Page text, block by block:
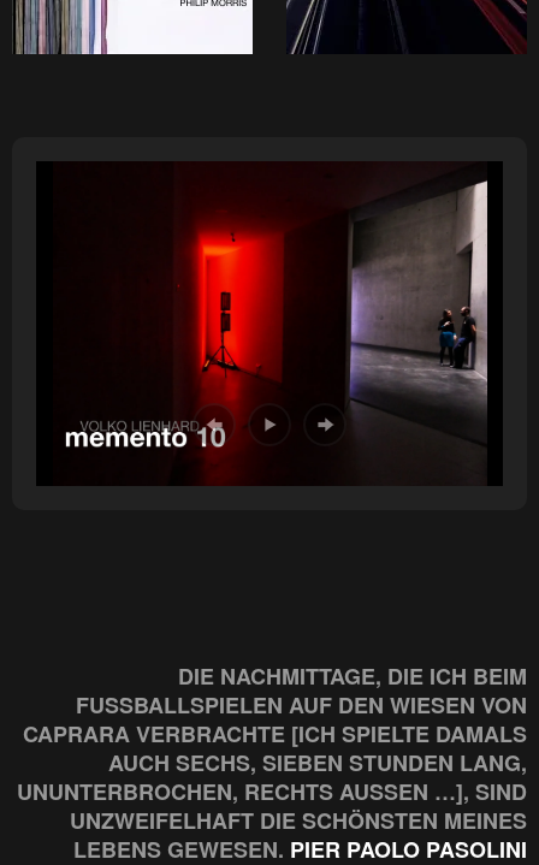
DIE NACHMITTAGE, DIE ICH BEIM
FUSSBALLSPIELEN AUF DEN WIESEN VON C
APRARA VERBRACHTE [ICH SPIELTE DAMALS A
UCH SECHS, SIEBEN STUNDEN LANG, U
NUNTERBROCHEN, RECHTS AUSSEN …], SIND UN
ZWEIFELHAFT DIE SCHÖNSTEN MEINES LE
BENS GEWESEN.
PIER PAOLO PASOLINI